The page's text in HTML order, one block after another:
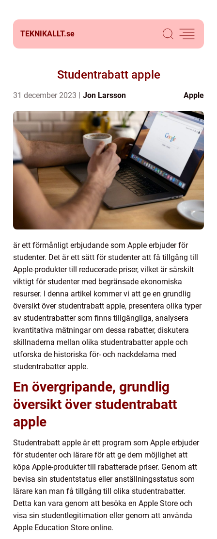
TEKNIKALLT.se
Studentrabatt apple
31 december 2023 Jon Larsson Apple
är ett förmånligt erbjudande som Apple erbjuder för
studenter. Det är ett sätt för studenter att få tillgång till
Apple-produkter till reducerade priser, vilket är särskilt
viktigt för studenter med begränsade ekonomiska
resurser. I denna artikel kommer vi att ge en grundlig
översikt över studentrabatt apple, presentera olika typer
av studentrabatter som finns tillgängliga, analysera
kvantitativa mätningar om dessa rabatter, diskutera
skillnaderna mellan olika studentrabatter apple och
utforska de historiska för- och nackdelarna med
studentrabatter apple.
En övergripande, grundlig
översikt över studentrabatt
apple
Studentrabatt apple är ett program som Apple erbjuder
för studenter och lärare för att ge dem möjlighet att
köpa Apple-produkter till rabatterade priser. Genom att
bevisa sin studentstatus eller anställningsstatus som
lärare kan man få tillgång till olika studentrabatter.
Detta kan vara genom att besöka en Apple Store och
visa sin studentlegitimation eller genom att använda
Apple Education Store online.